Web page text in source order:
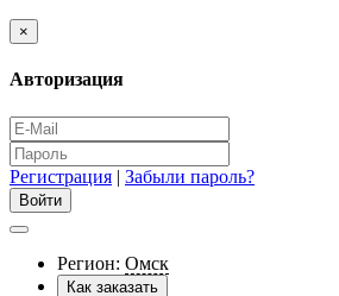
×
Авторизация
Регистрация | Забыли пароль?
Регион: Омск
Как заказать